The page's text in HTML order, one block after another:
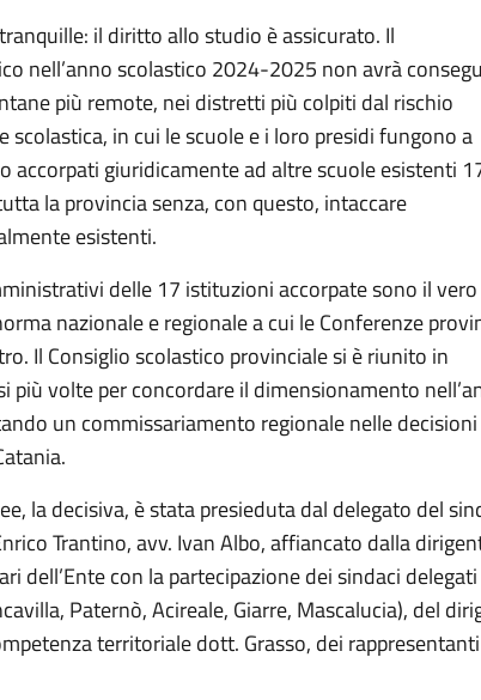
il diritto allo studio è assicurato. Il
nell’anno scolastico 2024-2025 non avrà
più remote, nei distretti più colpiti dal rischio
scolastica, in cui le scuole e i loro presidi fungono a
accorpati giuridicamente ad altre scuole esistenti
la provincia senza, con questo, intaccare
esistenti.
delle 17 istituzioni accorpate sono il vero
nazionale e regionale a cui le Conferenze
Il Consiglio scolastico provinciale si è riunito in
più volte per concordare il dimensionamento
un commissariamento regionale nelle
la decisiva, è stata presieduta dal delegato del
Trantino, avv. Ivan Albo, affiancato dalla
dell’Ente con la partecipazione dei sindaci delegati
Paternò, Acireale, Giarre, Mascalucia), del
territoriale dott. Grasso, dei